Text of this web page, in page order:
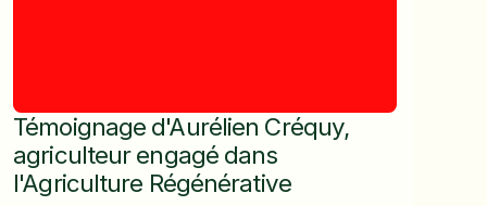
Témoignage d'Aurélien Créquy,
agriculteur engagé dans
l'Agriculture Régénérative